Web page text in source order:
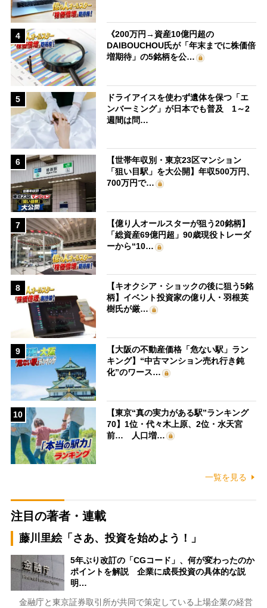
4
《200万円→資産10億円超の
DAIBOUCHOU氏が「年末までに株価倍
増期待」の5銘柄を公…
5
ドライアイスを使わず遺体を保つ「エ
ンバーミング」が日本でも普及 1～2
週間は問…
6
【世帯年収別・東京23区マンション
「狙い目駅」を大公開】年収500万円、
700万円で…
7
【億り人オールスターが狙う20銘柄】
「総資産69億円超」90歳現役トレーダ
ーから“10…
8
【キオクシア・ショックの後に狙う5銘
柄】イベント投資家の億り人・羽根英
樹氏が厳…
9
【大阪の不動産価格「危ない駅」ラン
キング】“中古マンション売れ行き鈍
化”のワース…
10
【東京“真の実力がある駅”ランキング
70】1位・代々木上原、2位・水天宮
前… 人口増…
一覧を見る
注目の著者・連載
藤川里絵「さあ、投資を始めよう！」
5年ぶり改訂の「CGコード」、何が変わったのか
ポイントを解説 企業に成長投資の具体的な説
明…
金融庁と東京証券取引所が共同で策定している上場企業の経営